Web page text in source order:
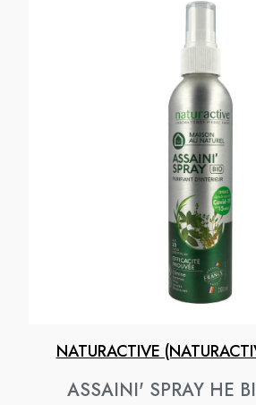
NATURACTIVE
ASSAINI' SPRAY HE